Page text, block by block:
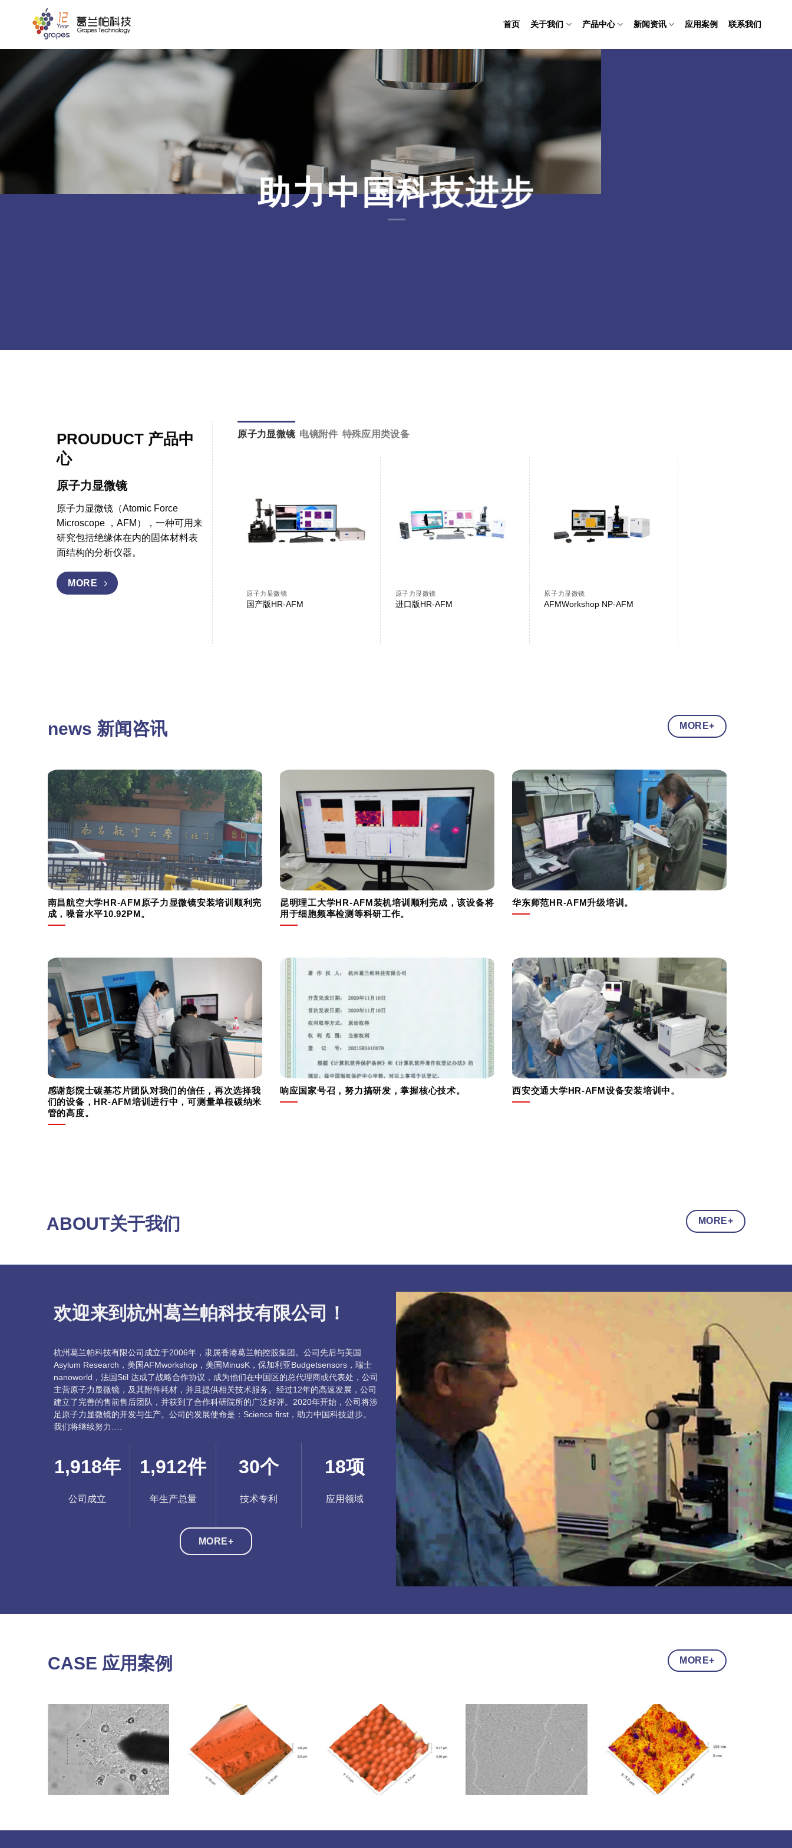
容
首页 关于我们 产品中心 新闻资讯 应用案例 联系我们
助力中国科技进步
PROUDUCT 产品中
心
原子力显微镜
原子力显微镜（Atomic Force
Microscope ，AFM），一种可用来
研究包括绝缘体在内的固体材料表
面结构的分析仪器。
MORE
原子力显微镜 电镜附件 特殊应用类设备
原子力显微镜
国产版HR-AFM
原子力显微镜
进口版HR-AFM
原子力显微镜
AFMWorkshop NP-AFM
news 新闻咨讯 MORE+
南昌航空大学HR-AFM原子力显微镜安装培训顺利完
成，噪音水平10.92PM。
昆明理工大学HR-AFM装机培训顺利完成，该设备将
用于细胞频率检测等科研工作。
华东师范HR-AFM升级培训。
感谢彭院士碳基芯片团队对我们的信任，再次选择我
们的设备，HR-AFM培训进行中，可测量单根碳纳米
管的高度。
响应国家号召，努力搞研发，掌握核心技术。 西安交通大学HR-AFM设备安装培训中。
ABOUT关于我们 MORE+
欢迎来到杭州葛兰帕科技有限公司！
杭州葛兰帕科技有限公司成立于2006年，隶属香港葛兰帕控股集团。公司先后与美国
Asylum Research，美国AFMworkshop，美国MinusK，保加利亚Budgetsensors，瑞士
nanoworld，法国Stil 达成了战略合作协议，成为他们在中国区的总代理商或代表处，公司
主营原子力显微镜，及其附件耗材，并且提供相关技术服务。经过12年的高速发展，公司
建立了完善的售前售后团队，并获到了合作科研院所的广泛好评。2020年开始，公司将涉
足原子力显微镜的开发与生产。公司的发展使命是：Science first，助力中国科技进步。
我们将继续努力….
2,005年
公司成立
1,999件
年生产总量
30个
技术专利
18项
应用领域
MORE+
CASE 应用案例 MORE+